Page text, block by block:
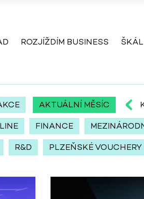
ROZJÍŽDÍM BUSINESS
AKTUÁLNÍ MĚSÍC
FINANCE
R&D PLZEŇSKÉ VOUCHERY